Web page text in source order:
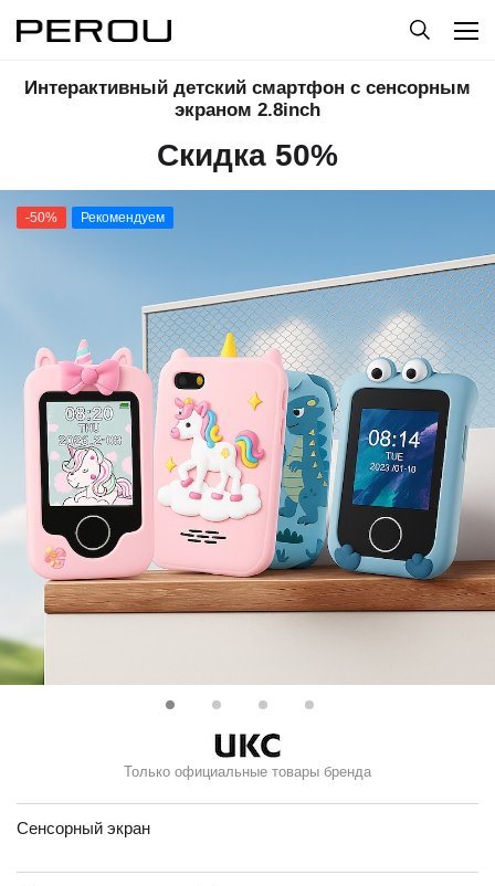
Интерактивный детский смартфон с сенсорным
экраном 2.8inch
Скидка 50%
-50% Рекомендуем
Только официальные товары бренда
Сенсорный экран